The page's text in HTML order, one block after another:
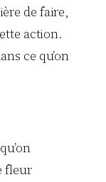
de faire,
action.
ce qu’on
fleur